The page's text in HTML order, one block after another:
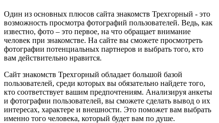
Один из основных плюсов сайта знакомств Трехгорный - это
возможность просмотра фотографий пользователей. Ведь, как
известно, фото – это первое, на что обращает внимание
человек при знакомстве. На сайте вы сможете просмотреть
фотографии потенциальных партнеров и выбрать того, кто
вам действительно нравится.
Сайт знакомств Трехгорный обладает большой базой
пользователей, среди которых вы обязательно найдете того,
кто соответствует вашим предпочтениям. Анализируя анкеты
и фотографии пользователей, вы сможете сделать вывод о их
интересах, характере и внешности. Это поможет вам выбрать
именно того человека, который будет вам по душе.